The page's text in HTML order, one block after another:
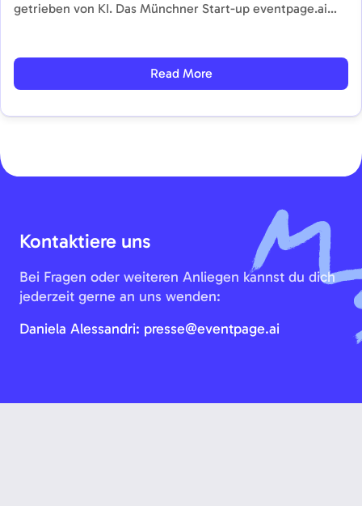
getrieben von KI. Das Münchner Start-up eventpage.ai
komplizierte oder teure Lösungen angewiesen waren,
eröffnen sich neue Möglichkeiten. Mit eventpage.ai
Read More
Kontaktiere uns
Bei Fragen oder weiteren Anliegen kannst du dich
jederzeit gerne an uns wenden:
Daniela Alessandri: presse@eventpage.ai